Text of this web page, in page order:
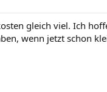
gleich viel. Ich
wenn jetzt schon